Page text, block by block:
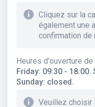
Cliquez sur la
également une
confirmation de
Heures d'ouverture
Friday: 09:30 - 18:00.
Sunday: closed.
Veuillez choisir